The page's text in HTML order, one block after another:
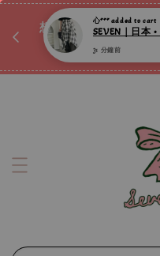
想訂製屬於自己的『